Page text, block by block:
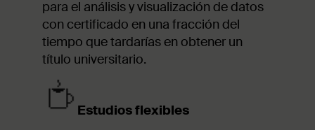
para el análisis y visualización de datos
con certificado en una fracción del
tiempo que tardarías en obtener un
título universitario.
Estudios flexibles